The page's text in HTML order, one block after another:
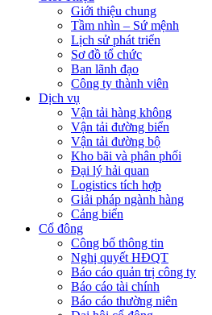
Giới thiệu chung
Tầm nhìn – Sứ mệnh
Lịch sử phát triển
Sơ đồ tổ chức
Ban lãnh đạo
Công ty thành viên
Dịch vụ
Vận tải hàng không
Vận tải đường biển
Vận tải đường bộ
Kho bãi và phân phối
Đại lý hải quan
Logistics tích hợp
Giải pháp ngành hàng
Cảng biển
Cổ đông
Công bố thông tin
Nghị quyết HĐQT
Báo cáo quản trị công ty
Báo cáo tài chính
Báo cáo thường niên